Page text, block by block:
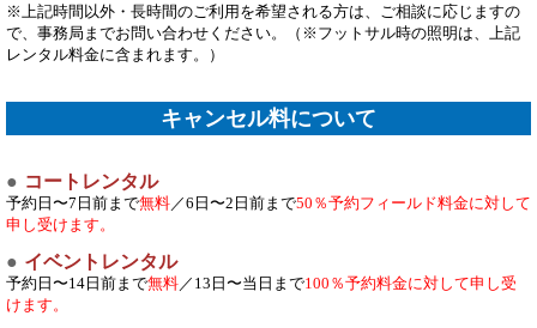
※上記時間以外・長時間のご利用を希望される方は、ご相談に応じますの
で、事務局までお問い合わせください。
（※フットサル時の照明は、上記
レンタル料金に含まれます。）
キャンセル料について
コートレンタル
予約日〜7日前まで無料 ／6日〜2日前まで50％予約フィールド料金に対して
申し受けます。
イベントレンタル
予約日〜14日前まで無料／13日〜当日まで100％予約料金に対して申し受
けます。